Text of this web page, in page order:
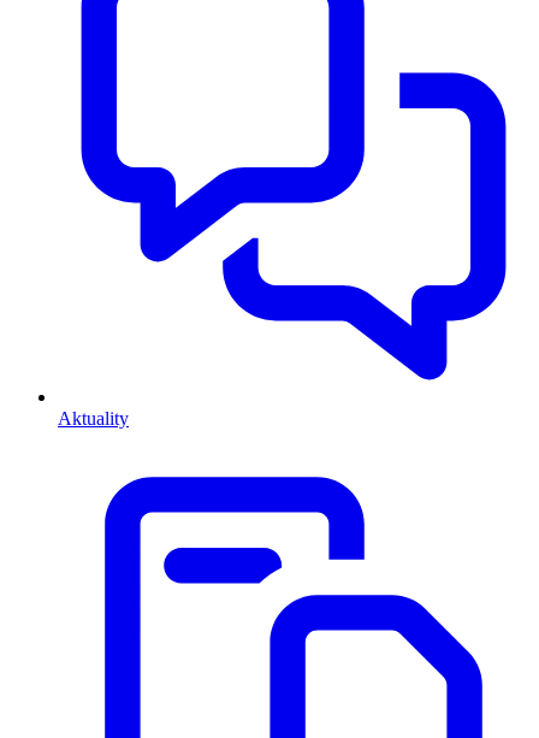
Aktuality